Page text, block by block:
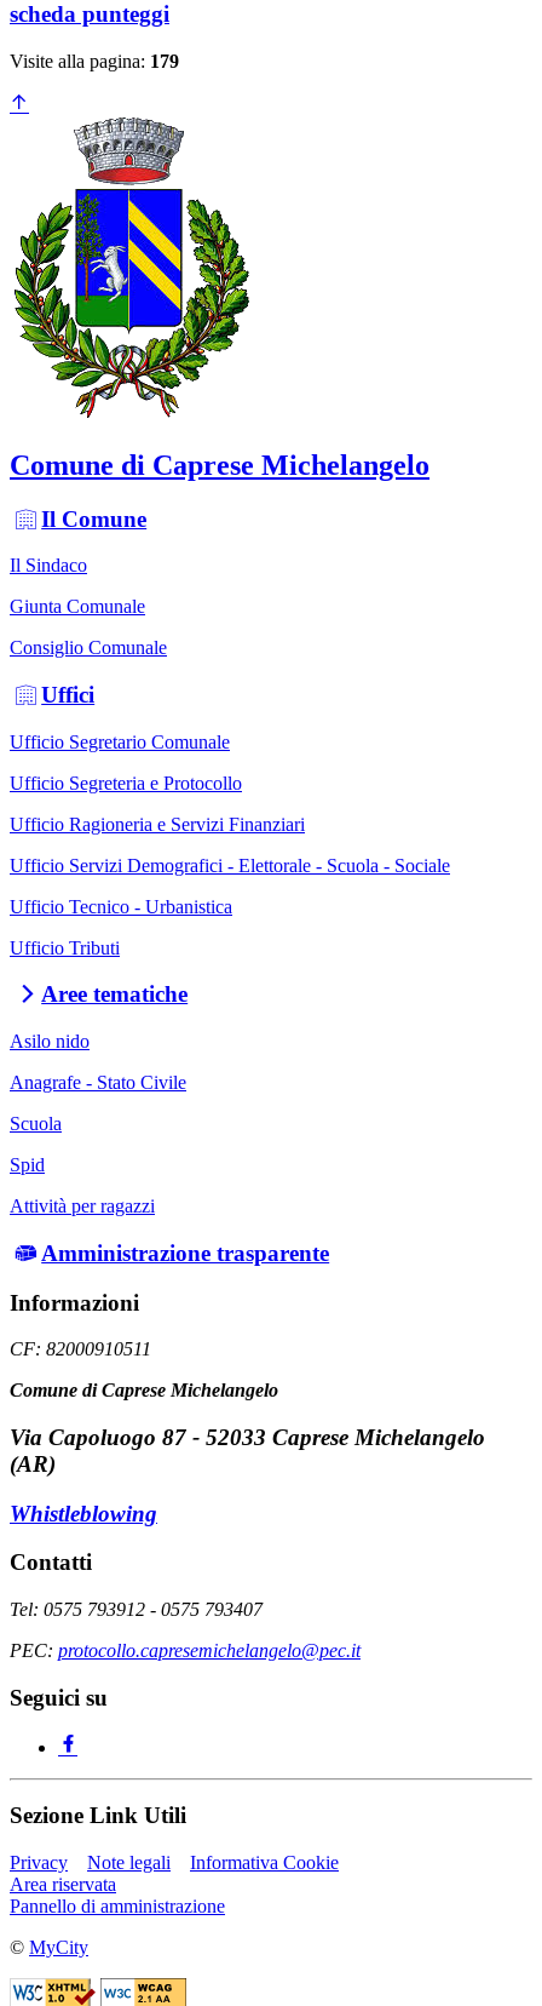
scheda punteggi
Visite alla pagina: 179
Comune di Caprese Michelangelo
Il Comune
Il Sindaco
Giunta Comunale
Consiglio Comunale
Uffici
Ufficio Segretario Comunale
Ufficio Segreteria e Protocollo
Ufficio Ragioneria e Servizi Finanziari
Ufficio Servizi Demografici - Elettorale - Scuola - Sociale
Ufficio Tecnico - Urbanistica
Ufficio Tributi
Aree tematiche
Asilo nido
Anagrafe - Stato Civile
Scuola
Spid
Attività per ragazzi
Amministrazione trasparente
Informazioni
CF: 82000910511
Comune di Caprese Michelangelo
Via Capoluogo 87 - 52033 Caprese Michelangelo
(AR)
Whistleblowing
Contatti
Tel: 0575 793912 - 0575 793407
PEC: protocollo.capresemichelangelo@pec.it
Seguici su
Sezione Link Utili
Privacy Note legali
Informativa Cookie
Area riservata
Pannello di amministrazione
© MyCity